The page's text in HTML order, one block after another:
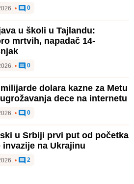
• 0
u školi u Tajlandu:
mrtvih, napadač 14-
• 0
dolara kazne za Metu
dece na internetu
• 0
u Srbiji prvi put od početka
invazije na Ukrajinu
• 2